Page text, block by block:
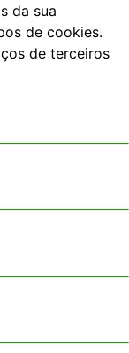
da sua
de cookies.
de terceiros